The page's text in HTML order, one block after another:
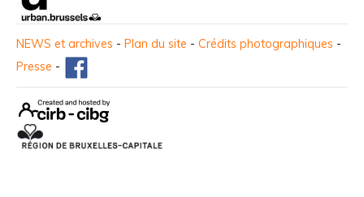
NEWS et archives - Plan du site - Crédits photographiques -
Presse -